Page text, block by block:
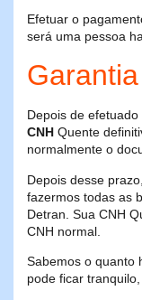
Efetuar o
será uma pessoa
Garantia
Depois de efetuado
CNH Quente
normalmente o
Depois desse
fazermos todas as
Detran. Sua CNH
CNH normal.
Sabemos o quanto
pode ficar